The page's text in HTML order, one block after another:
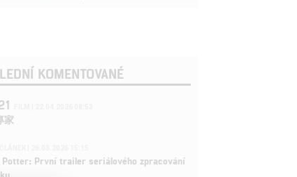
KOMENTOVANÉ
家
První trailer seriálového zpracování